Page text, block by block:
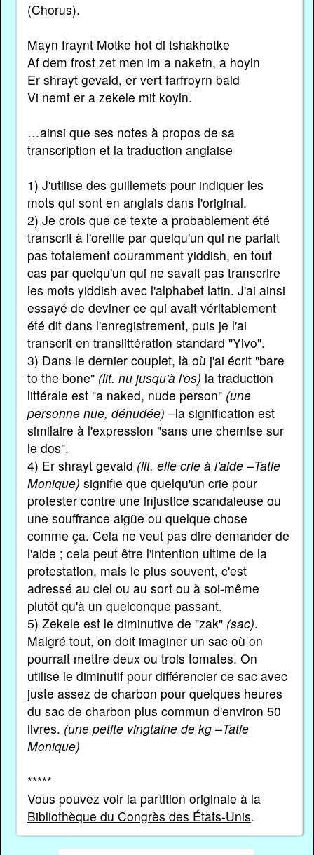
(Chorus).
Mayn fraynt Motke hot di tshakhotke
Af dem frost zet men im a naketn, a hoyln
Er shrayt gevald, er vert farfroyrn bald
Vi nemt er a zekele mit koyln.
…ainsi que ses notes à propos de sa
transcription et la traduction anglaise
1) J'utilise des guillemets pour indiquer les
mots qui sont en anglais dans l'original.
2) Je crois que ce texte a probablement été
transcrit à l'oreille par quelqu'un qui ne parlait
pas totalement couramment yiddish, en tout
cas par quelqu'un qui ne savait pas transcrire
les mots yiddish avec l'alphabet latin. J'ai ainsi
essayé de deviner ce qui avait véritablement
été dit dans l'enregistrement, puis je l'ai
transcrit en translittération standard "Yivo".
3) Dans le dernier couplet, là où j'ai écrit "bare
to the bone" (lit. nu jusqu'à l'os) la traduction
littérale est "a naked, nude person" (une
personne nue, dénudée) –la signification est
similaire à l'expression "sans une chemise sur
le dos".
4) Er shrayt gevald (lit. elle crie à l'aide –Tatie
Monique) signifie que quelqu'un crie pour
protester contre une injustice scandaleuse ou
une souffrance aigüe ou quelque chose
comme ça. Cela ne veut pas dire demander de
l'aide ; cela peut être l'intention ultime de la
protestation, mais le plus souvent, c'est
adressé au ciel ou au sort ou à soi-même
plutôt qu'à un quelconque passant.
5) Zekele est le diminutive de "zak" (sac).
Malgré tout, on doit imaginer un sac où on
pourrait mettre deux ou trois tomates. On
utilise le diminutif pour différencier ce sac avec
juste assez de charbon pour quelques heures
du sac de charbon plus commun d'environ 50
livres. (une petite vingtaine de kg –Tatie
Monique)
*****
Vous pouvez voir la partition originale à la
Bibliothèque du Congrès des États-Unis.